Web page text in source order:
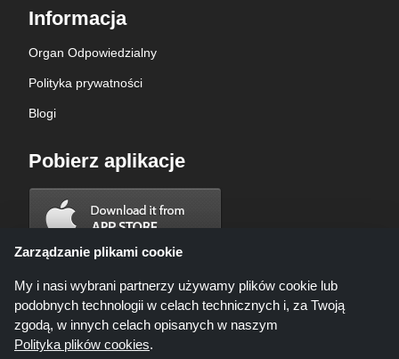
Informacja
Organ Odpowiedzialny
Polityka prywatności
Blogi
Pobierz aplikacje
Zarządzanie plikami cookie
My i nasi wybrani partnerzy używamy plików cookie lub
podobnych technologii w celach technicznych i, za Twoją
zgodą, w innych celach opisanych w naszym
Polityka plików cookies.